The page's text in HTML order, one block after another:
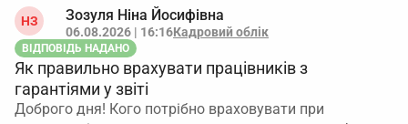
НЗ Зозуля Ніна Йосифівна
06.08.2026 | 16:16Кадровий облік
ВІДПОВІДЬ НАДАНО
Як правильно врахувати працівників з
гарантіями у звіті
Доброго дня! Кого потрібно враховувати при